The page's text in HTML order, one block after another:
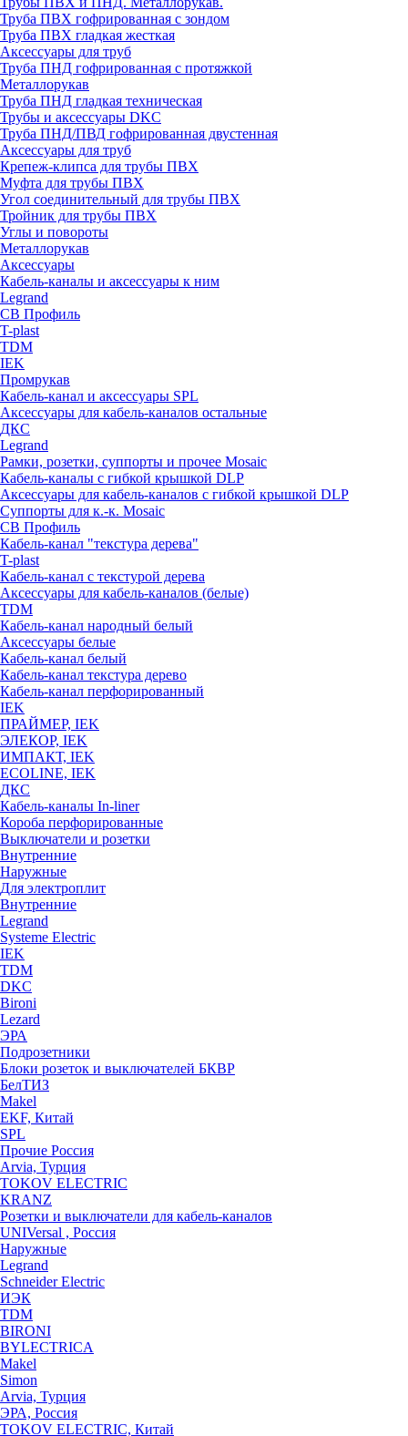
Труба ПВХ гофрированная с зондом
Труба ПВХ гладкая жесткая
Аксессуары для труб
Труба ПНД гофрированная с протяжкой
Металлорукав
Труба ПНД гладкая техническая
Трубы и аксессуары DKC
Труба ПНД/ПВД гофрированная двустенная
Аксессуары для труб
Крепеж-клипса для трубы ПВХ
Муфта для трубы ПВХ
Угол соединительный для трубы ПВХ
Тройник для трубы ПВХ
Углы и повороты
Металлорукав
Аксессуары
Кабель-каналы и аксессуары к ним
Legrand
СВ Профиль
T-plast
TDM
IEK
Промрукав
Кабель-канал и аксессуары SPL
Аксессуары для кабель-каналов остальные
ДКС
Legrand
Рамки, розетки, суппорты и прочее Mosaic
Кабель-каналы с гибкой крышкой DLP
Аксессуары для кабель-каналов с гибкой крышкой DLP
Суппорты для к.-к. Mosaic
СВ Профиль
Кабель-канал "текстура дерева"
T-plast
Кабель-канал с текстурой дерева
Аксессуары для кабель-каналов (белые)
TDM
Кабель-канал народный белый
Аксессуары белые
Кабель-канал белый
Кабель-канал текстура дерево
Кабель-канал перфорированный
IEK
ПРАЙМЕР, IEK
ЭЛЕКОР, IEK
ИМПАКТ, IEK
ECOLINE, IEK
ДКС
Кабель-каналы In-liner
Короба перфорированные
Выключатели и розетки
Внутренние
Наружные
Для электроплит
Внутренние
Legrand
Systeme Electric
IEK
TDM
DKC
Bironi
Lezard
ЭРА
Подрозетники
Блоки розеток и выключателей БКВР
БелТИЗ
Makel
EKF, Китай
SPL
Прочие Россия
Arvia, Турция
TOKOV ELECTRIC
KRANZ
Розетки и выключатели для кабель-каналов
UNIVersal , Россия
Наружные
Legrand
Schneider Electric
ИЭК
TDM
BIRONI
BYLECTRICA
Makel
Simon
Arvia, Турция
ЭРА, Россия
TOKOV ELECTRIC, Китай